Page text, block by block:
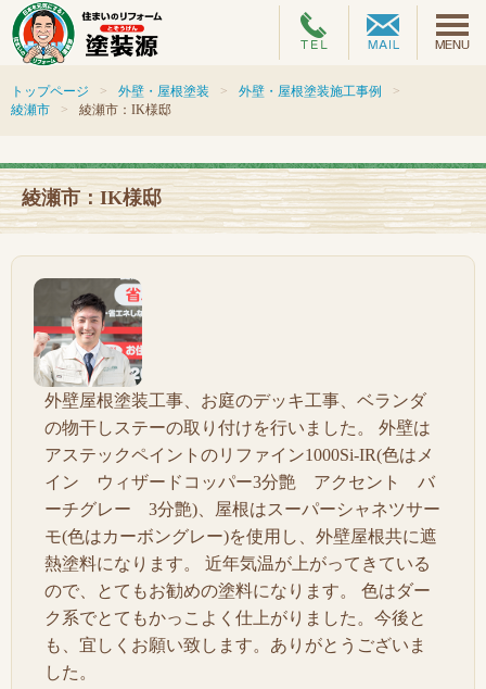
トップページ 外壁・屋根塗装
外壁・屋根塗装施工事例
綾瀬市
綾瀬市：IK様邸
綾瀬市：IK様邸
外壁屋根塗装工事、お庭のデッキ工事、ベランダ
の物干しステーの取り付けを行いました。 外壁は
アステックペイントのリファイン1000Si-IR(色はメ
イン ウィザードコッパー3分艶 アクセント バ
ーチグレー 3分艶)、屋根はスーパーシャネツサー
モ(色はカーボングレー)を使用し、外壁屋根共に遮
熱塗料になります。 近年気温が上がってきている
ので、とてもお勧めの塗料になります。 色はダー
ク系でとてもかっこよく仕上がりました。今後と
も、宜しくお願い致します。ありがとうございま
した。